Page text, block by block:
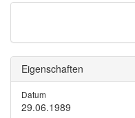
Eigenschaften
Datum
29.06.1989